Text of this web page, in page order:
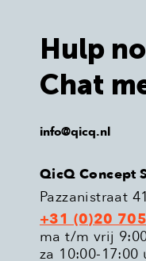
Hulp
Chat
info@qicq.nl
QicQ Concept
Pazzanistraat
+31 (0)20
ma t/m vrij
za 10:00-17:00